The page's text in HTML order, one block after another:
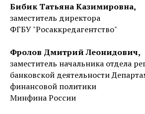
Бибик Татьяна Казимировна,
заместитель директора
ФГБУ "Росаккредагентство"
Фролов Дмитрий Леонидович,
заместитель начальника отдела
банковской деятельности
финансовой политики
Минфина России